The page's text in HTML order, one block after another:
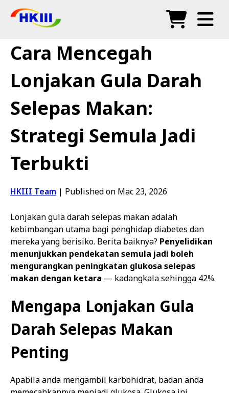
Soalan Lazim
Blog
Agen Sah
Kedai
Cara Mencegah
Lonjakan Gula Darah
Selepas Makan:
Strategi Semula Jadi
Terbukti
HKIII Team | Published on Mac 23, 2026
Lonjakan gula darah selepas makan adalah
kebimbangan utama bagi penghidap diabetes dan
mereka yang berisiko. Berita baiknya? Penyelidikan
menunjukkan pendekatan semula jadi boleh
mengurangkan peningkatan glukosa selepas
makan dengan ketara — kadangkala sehingga 42%.
Mengapa Lonjakan Gula
Darah Selepas Makan
Penting
Apabila anda mengambil karbohidrat, badan anda